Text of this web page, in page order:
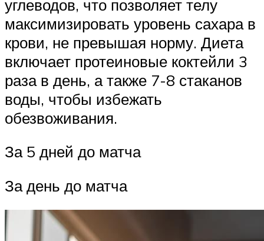
углеводов, что позволяет телу
максимизировать уровень сахара в
крови, не превышая норму. Диета
включает протеиновые коктейли 3
раза в день, а также 7-8 стаканов
воды, чтобы избежать
обезвоживания.
За 5 дней до матча
За день до матча